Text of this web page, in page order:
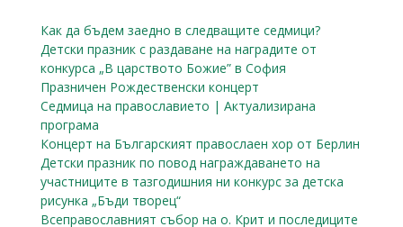
Как да бъдем заедно в следващите седмици?
Детски празник с раздаване на наградите от
конкурса „В царството Божие” в София
Празничен Рождественски концерт
Седмица на православието | Актуализирана
програма
Концерт на Българският правослаен хор от Берлин
Детски празник по повод награждаването на
участниците в тазгодишния ни конкурс за детска
рисунка „Бъди творец“
Всеправославният събор на о. Крит и последиците